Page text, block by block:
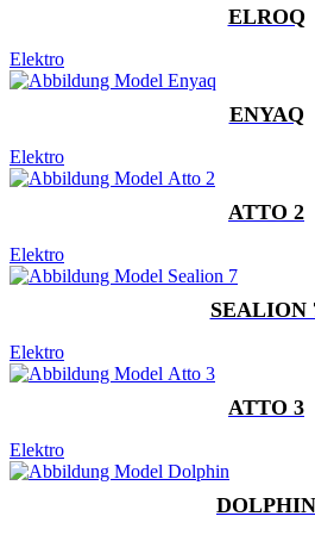
ELROQ
Elektro
ENYAQ
Elektro
ATTO 2
Elektro
SEALION
Elektro
ATTO 3
Elektro
DOLPHIN